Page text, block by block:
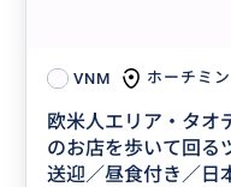
VNM ホーチミン
欧米人エリア・タオ
のお店を歩いて回る
送迎／昼食付き／日